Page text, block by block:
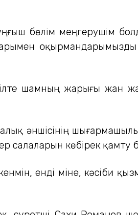
бөлім меңгерушім
шамның жарығы жан
әншісінің
салаларын көбірек қамту
енді міне, кәсіби